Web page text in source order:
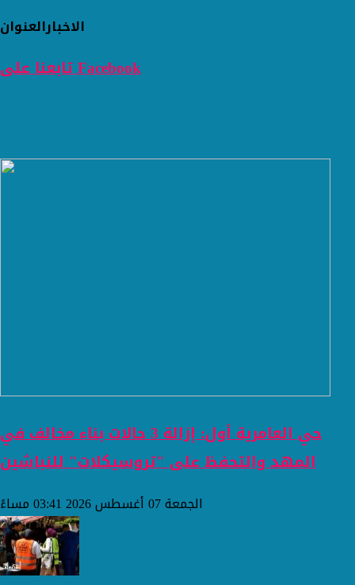
العنوانالاخبار
تابعنا على Facebook
حي العامرية أول: إزالة 3 حالات بناء مخالف في
المهد والتحفظ على "تروسيكلات" للنباشين
الجمعة 07 أغسطس 2026 03:41 مساءً